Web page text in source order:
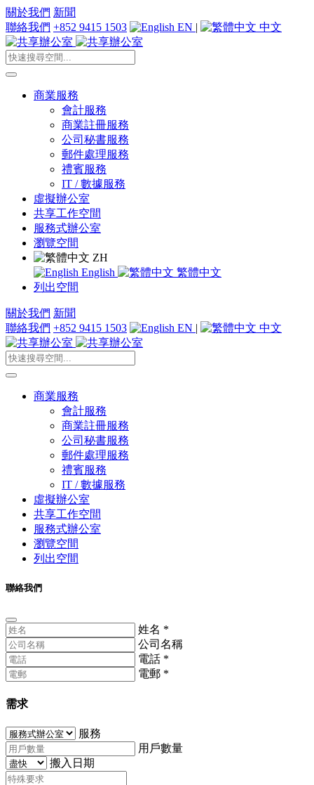
關於我們 新聞
聯絡我們 +852 9415 1503 EN | 中文
商業服務
會計服務
商業註冊服務
公司秘書服務
郵件處理服務
禮賓服務
IT / 數據服務
虛擬辦公室
共享工作空間
服務式辦公室
瀏覽空間
ZH
English
繁體中文
列出空間
關於我們 新聞
聯絡我們 +852 9415 1503 EN | 中文
商業服務
會計服務
商業註冊服務
公司秘書服務
郵件處理服務
禮賓服務
IT / 數據服務
虛擬辦公室
共享工作空間
服務式辦公室
瀏覽空間
列出空間
聯絡我們
姓名 *
公司名稱
電話 *
電郵 *
需求
服務
用戶數量
搬入日期